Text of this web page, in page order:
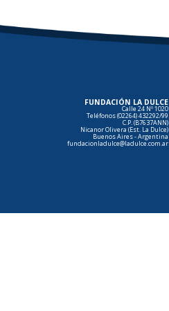
FUNDACIÓN LA DULCE
Calle 24 Nº 1020
Teléfonos (02264) 432292/99
C.P. (B7637ANN)
Nicanor Olivera (Est. La Dulce)
Buenos Aires - Argentina
fundacionladulce@ladulce.com.ar